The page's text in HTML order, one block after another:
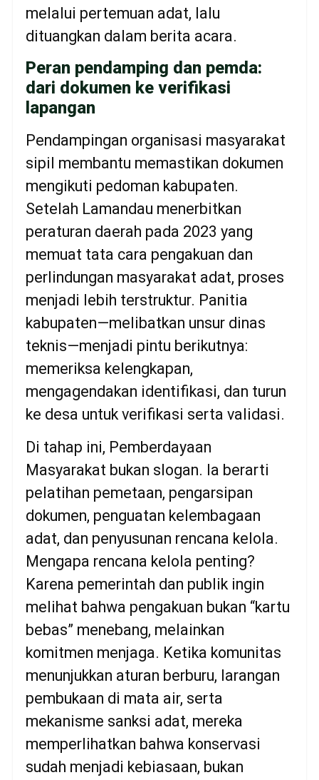
melalui pertemuan adat, lalu
dituangkan dalam berita acara.
Peran pendamping dan pemda:
dari dokumen ke verifikasi
lapangan
Pendampingan organisasi masyarakat
sipil membantu memastikan dokumen
mengikuti pedoman kabupaten.
Setelah Lamandau menerbitkan
peraturan daerah pada 2023 yang
memuat tata cara pengakuan dan
perlindungan masyarakat adat, proses
menjadi lebih terstruktur. Panitia
kabupaten—melibatkan unsur dinas
teknis—menjadi pintu berikutnya:
memeriksa kelengkapan,
mengagendakan identifikasi, dan turun
ke desa untuk verifikasi serta validasi.
Di tahap ini, Pemberdayaan
Masyarakat bukan slogan. Ia berarti
pelatihan pemetaan, pengarsipan
dokumen, penguatan kelembagaan
adat, dan penyusunan rencana kelola.
Mengapa rencana kelola penting?
Karena pemerintah dan publik ingin
melihat bahwa pengakuan bukan “kartu
bebas” menebang, melainkan
komitmen menjaga. Ketika komunitas
menunjukkan aturan berburu, larangan
pembukaan di mata air, serta
mekanisme sanksi adat, mereka
memperlihatkan bahwa konservasi
sudah menjadi kebiasaan, bukan